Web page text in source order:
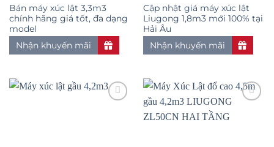
Bán máy xúc lật 3,3m3
chính hãng giá tốt, đa dạng
model
Nhận khuyến mãi
Cập nhật giá máy xúc lật
Liugong 1,8m3 mới 100% tại
Hải Âu
Nhận khuyến mãi